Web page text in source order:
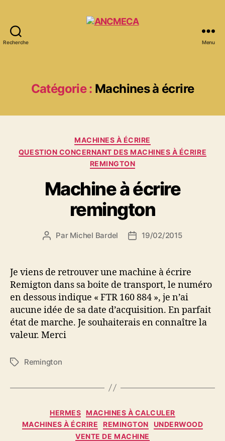
Recherche Menu
Catégorie : Machines à écrire
Catégories
MACHINES À ÉCRIRE
QUESTION CONCERNANT DES MACHINES À ÉCRIRE
REMINGTON
Machine à écrire
remington
Auteur
Par Michel Bardel
Date19/02/2015
Je viens de retrouver une machine à écrire
Remigton dans sa boite de transport, le numéro
en dessous indique « FTR 160 884 », je n’ai
aucune idée de sa date d’acquisition. En parfait
état de marche. Je souhaiterais en connaître la
valeur. Merci
Étiquettes
Remington
Catégories
HERMES MACHINES À CALCULER
MACHINES À ÉCRIRE
REMINGTON
UNDERWOOD
VENTE DE MACHINE